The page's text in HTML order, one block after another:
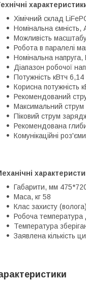
Хімічний склад
Номінальна ємність,
Можливість
Робота в паралелі
Номінальна напруга,
Діапазон робочої
Потужність кВтч 6,14
Корисна потужність
Рекомендований
Максимальний
Піковий струм
Рекомендована
Комунікаційні
Габарити, мм
Маса, кг 58
Клас захисту
Робоча
Температура
Заявлена кількість